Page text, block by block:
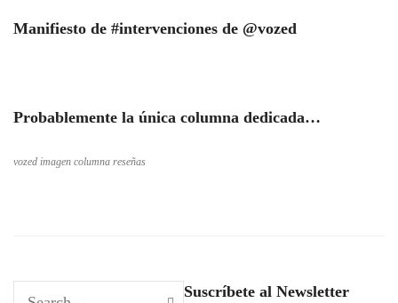
Manifiesto de #intervenciones de @vozed
Probablemente la única columna dedicada…
vozed imagen columna reseñas
Suscríbete al Newsletter